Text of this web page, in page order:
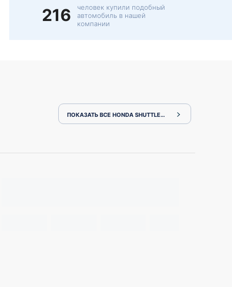
216
человек купили подобный
автомобиль в нашей
компании
ПОКАЗАТЬ ВСЕ HONDA SHUTTLE GP7